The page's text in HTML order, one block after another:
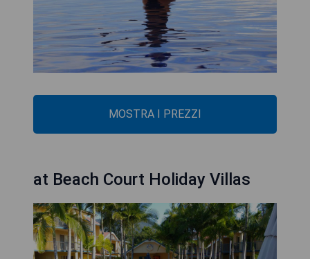
MOSTRA I PREZZI
at Beach Court Holiday Villas